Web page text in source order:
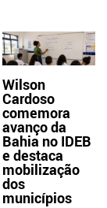
Wilson
Cardoso
comemora
avanço da
Bahia no IDEB
e destaca
mobilização
dos
municípios